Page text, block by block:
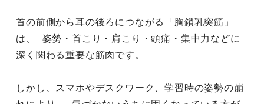
首の前側から耳の後ろにつながる「胸鎖乳突筋」
は、 姿勢・首こり・肩こり・頭痛・集中力などに
深く関わる重要な筋肉です。
しかし、スマホやデスクワーク、学習時の姿勢の崩